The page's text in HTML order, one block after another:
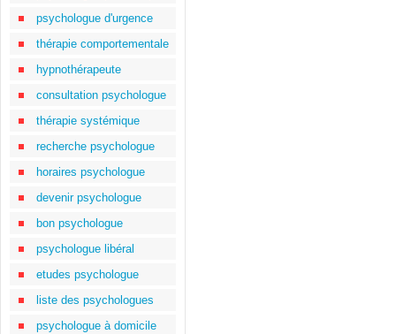
psychologue d'urgence
thérapie comportementale
hypnothérapeute
consultation psychologue
thérapie systémique
recherche psychologue
horaires psychologue
devenir psychologue
bon psychologue
psychologue libéral
etudes psychologue
liste des psychologues
psychologue à domicile